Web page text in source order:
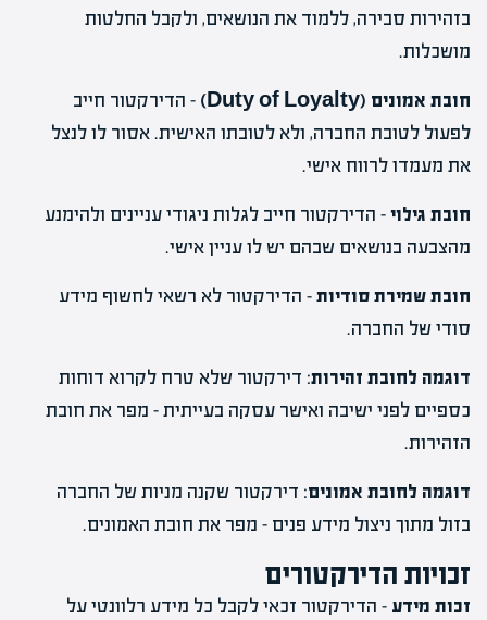
בזהירות סבירה, ללמוד את הנושאים, ולקבל החלטות
מושכלות.
חובת אמונים (Duty of Loyalty)
– הדירקטור חייב
לפעול לטובת החברה, ולא לטובתו האישית. אסור לו לנצל
את מעמדו לרווח אישי.
חובת גילוי– הדירקטור חייב לגלות ניגודי עניינים ולהימנע
מהצבעה בנושאים שבהם יש לו עניין אישי.
חובת שמירת סודיות– הדירקטור לא רשאי לחשוף מידע
סודי של החברה.
דוגמה לחובת זהירות: דירקטור שלא טרח לקרוא דוחות
כספיים לפני ישיבה ואישר עסקה בעייתית – מפר את חובת
הזהירות.
דוגמה לחובת אמונים: דירקטור שקנה מניות של החברה
בזול מתוך ניצול מידע פנים – מפר את חובת האמונים.
זכויות הדירקטורים
זכות מידע – הדירקטור זכאי לקבל כל מידע רלוונטי על